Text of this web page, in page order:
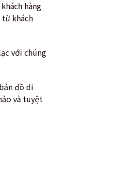
hàng
từ khách
với chúng
đồ di
và tuyệt